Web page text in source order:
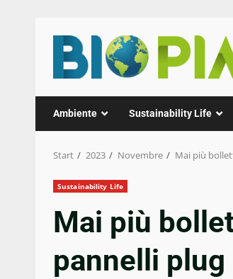
Inhalt
springen
Ambiente Sustainability Life
Start 2023 Novembre Mai più
Sustainability Life
Mai più
pannelli plug